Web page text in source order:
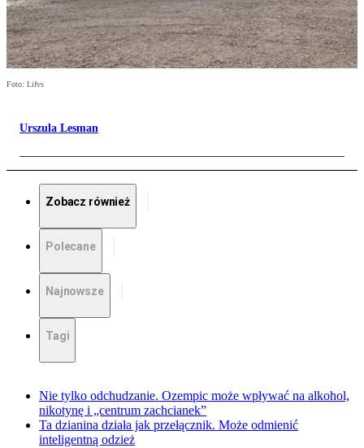
Foto: Lifvs
Urszula Lesman
Zobacz również
Polecane
Najnowsze
Tagi
Nie tylko odchudzanie. Ozempic może wpływać na alkohol,
nikotynę i „centrum zachcianek”
Ta dzianina działa jak przełącznik. Może odmienić
inteligentną odzież